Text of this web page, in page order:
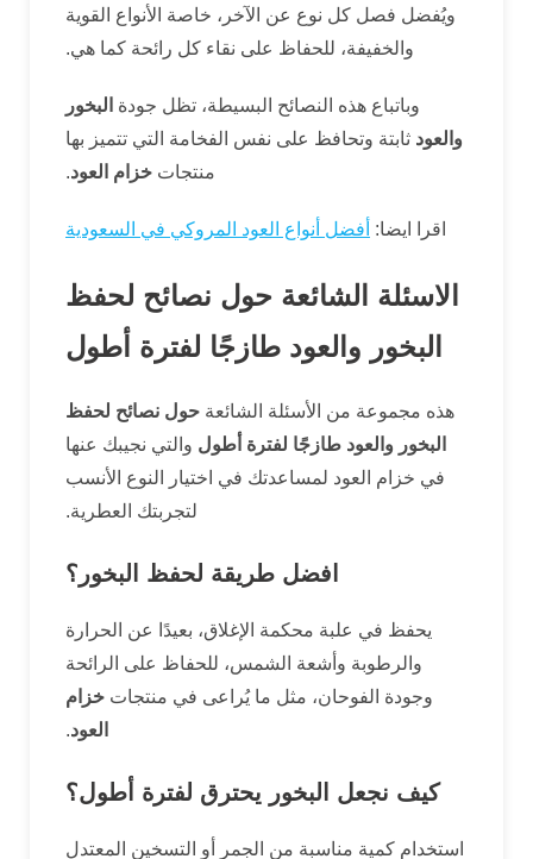
ويُفضل فصل كل نوع عن الآخر، خاصة الأنواع القوية
والخفيفة، للحفاظ على نقاء كل رائحة كما هي.
وباتباع هذه النصائح البسيطة، تظل جودة البخور
والعود ثابتة وتحافظ على نفس الفخامة التي تتميز بها
منتجات خزام العود.
اقرا ايضا: أفضل أنواع العود المروكي في السعودية
الاسئلة الشائعة حول نصائح لحفظ
البخور والعود طازجًا لفترة أطول
هذه مجموعة من الأسئلة الشائعة حول نصائح لحفظ
البخور والعود طازجًا لفترة أطول والتي نجيبك عنها
في خزام العود لمساعدتك في اختيار النوع الأنسب
لتجربتك العطرية.
افضل طريقة لحفظ البخور؟
يحفظ في علبة محكمة الإغلاق، بعيدًا عن الحرارة
والرطوبة وأشعة الشمس، للحفاظ على الرائحة
وجودة الفوحان، مثل ما يُراعى في منتجات خزام
العود.
كيف نجعل البخور يحترق لفترة أطول؟
استخدام كمية مناسبة من الجمر أو التسخين المعتدل